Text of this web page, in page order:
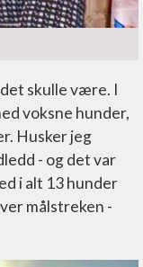
skulle være. I
voksne hunder,
Husker jeg
- og det var
i alt 13 hunder
målstreken -